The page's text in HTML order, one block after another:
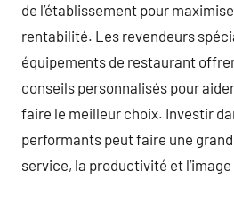
de l’établissement pour
rentabilité. Les revendeurs
équipements de restaurant
conseils personnalisés pour
faire le meilleur choix. Investir
performants peut faire une
service, la productivité et